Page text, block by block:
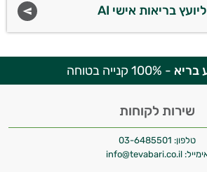
ליועץ בריאות אישי AI
בריא - 100% קנייה בטוחה
שירות לקוחות
טלפון: 03-6485501
info@tevabari.co.il